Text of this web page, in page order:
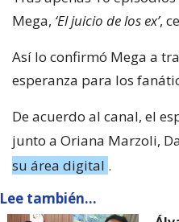
Mega, ‘El juicio de los ex’,
Así lo confirmó Mega a
esperanza para los
De acuerdo al canal, el
junto a Oriana Marzoli,
su área digital .
Lee también...